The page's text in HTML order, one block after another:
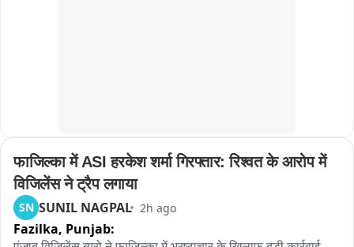
फाजिल्का में ASI हरकेश शर्मा गिरफ्तार: रिश्वत के आरोप में
विजिलेंस ने ट्रैप लगाया
SN SUNIL NAGPAL 2h ago
Fazilka, Punjab: